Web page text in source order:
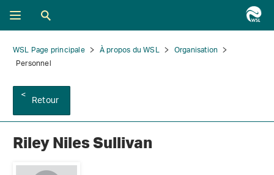
WSL Page principale À propos du WSL
Organisation
Personnel
Retour
Riley Niles Sullivan